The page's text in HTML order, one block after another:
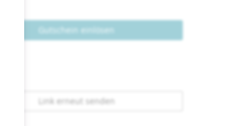
Gutschein einlösen
Link erneut senden